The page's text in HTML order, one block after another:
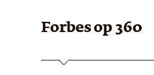
Forbes op 360